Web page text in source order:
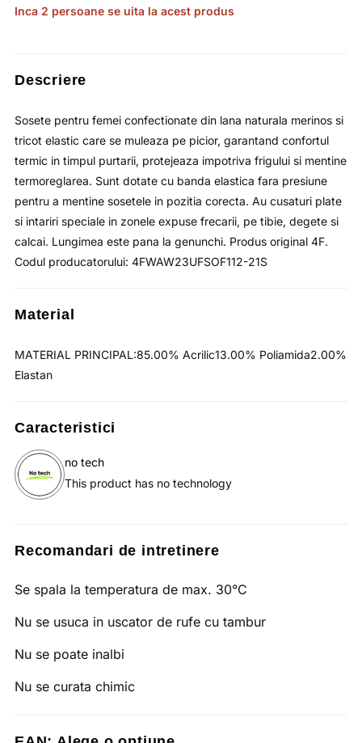
elastica
si
/
4F
Inca 2 persoane se uita la acest produs
Descriere
Sosete pentru femei confectionate din lana naturala merinos si
tricot elastic care se muleaza pe picior, garantand confortul
termic in timpul purtarii, protejeaza impotriva frigului si mentine
termoreglarea. Sunt dotate cu banda elastica fara presiune
pentru a mentine sosetele in pozitia corecta. Au cusaturi plate
si intariri speciale in zonele expuse frecarii, pe tibie, degete si
calcai. Lungimea este pana la genunchi. Produs original 4F.
Codul producatorului: 4FWAW23UFSOF112-21S
Material
MATERIAL PRINCIPAL:85.00% Acrilic13.00% Poliamida2.00%
Elastan
Caracteristici
no tech
This product has no technology
Recomandari de intretinere
Se spala la temperatura de max. 30°C
Nu se usuca in uscator de rufe cu tambur
Nu se poate inalbi
Nu se curata chimic